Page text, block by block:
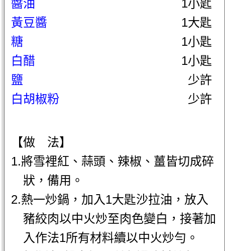
醬油
1小匙
黃豆醬
1大匙
糖
1小匙
白醋
1小匙
鹽
少許
白胡椒粉
少許
【做 法】
1.將雪裡紅、蒜頭、辣椒、薑皆切成碎
狀，備用。
2.熱一炒鍋，加入1大匙沙拉油，放入
豬絞肉以中火炒至肉色變白，接著加
入作法1所有材料續以中火炒勻。